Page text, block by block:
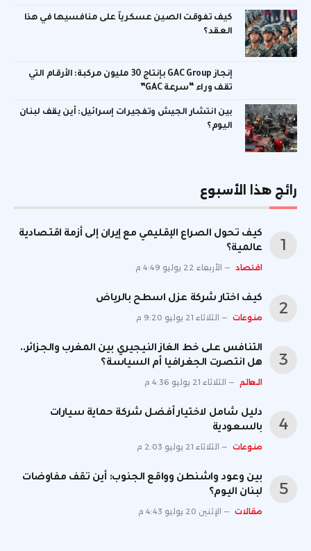
كيف تفوقت الصين عسكرياً على منافسيها في هذا
العقد؟
إنجاز GAC Group بإنتاج 30 مليون مركبة: الأرقام التي
تقف وراء “سرعة GAC”
بين انتشار الجيش وتفجيرات إسرائيل: أين يقف لبنان
اليوم؟
رائج هذا الأسبوع
كيف تحول الصراع الإقليمي مع إيران إلى أزمة اقتصادية
عالمية؟
اقتصاد الأربعاء 22 يوليو 4:49 م
كيف اختار شركة عزل اسطح بالرياض
منوعات الثلاثاء 21 يوليو 9:20 م
التنافس على خط الغاز النيجيري بين المغرب والجزائر..
هل انتصرت الجغرافيا أم السياسة؟
العالم الثلاثاء 21 يوليو 4:36 م
دليل شامل لاختيار أفضل شركة حماية سيارات
بالسعودية
منوعات الثلاثاء 21 يوليو 2:03 م
بين وعود واشنطن وواقع الجنوب: أين تقف مفاوضات
لبنان اليوم؟
مقالات الإثنين 20 يوليو 4:43 م